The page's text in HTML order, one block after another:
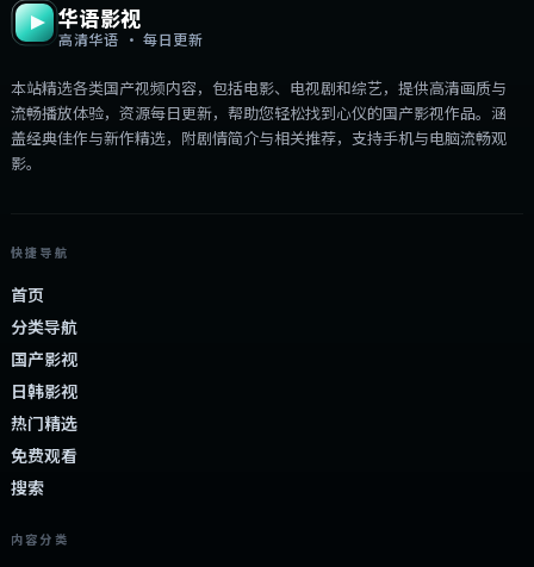
华语影视
高清华语 · 每日更新
本站精选各类国产视频内容，包括电影、电视剧和综艺，提供高清画质与
流畅播放体验，资源每日更新，帮助您轻松找到心仪的国产影视作品。涵
盖经典佳作与新作精选，附剧情简介与相关推荐，支持手机与电脑流畅观
影。
快捷导航
首页
分类导航
国产影视
日韩影视
热门精选
免费观看
搜索
内容分类